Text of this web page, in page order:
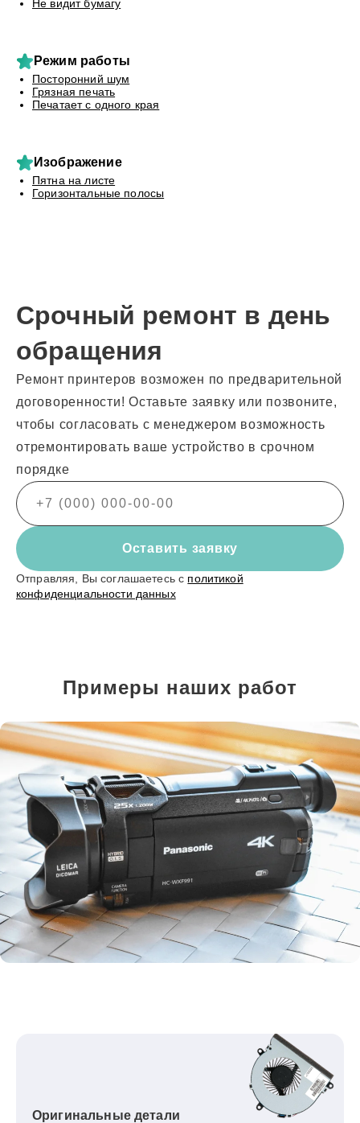
Не видит бумагу
Режим работы
Посторонний шум
Грязная печать
Печатает с одного края
Изображение
Пятна на листе
Горизонтальные полосы
Срочный ремонт в день
обращения
Ремонт принтеров возможен по предварительной
договоренности! Оставьте заявку или позвоните,
чтобы согласовать с менеджером возможность
отремонтировать ваше устройство в срочном
порядке
Оставить заявку
Отправляя, Вы соглашаетесь с политикой
конфиденциальности данных
Примеры наших работ
Оригинальные детали